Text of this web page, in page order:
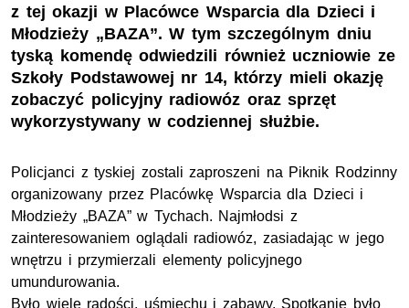
z tej okazji w Placówce Wsparcia dla Dzieci i
Młodzieży „BAZA”. W tym szczególnym dniu
tyską komendę odwiedzili również uczniowie ze
Szkoły Podstawowej nr 14, którzy mieli okazję
zobaczyć policyjny radiowóz oraz sprzęt
wykorzystywany w codziennej służbie.
Policjanci ztyskiej zostali zaproszeni na Piknik Rodzinny
organizowany przez Placówkę Wsparcia dla Dzieci i
Młodzieży „BAZA” w Tychach. Najmłodsi z
zainteresowaniem oglądali radiowóz, zasiadając w jego
wnętrzu i przymierzali elementy policyjnego
umundurowania.
Było wiele radości, uśmiechu i zabawy. Spotkanie było